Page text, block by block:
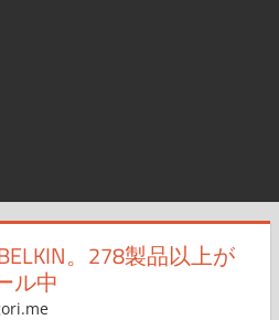
。278製品以上が
ル中